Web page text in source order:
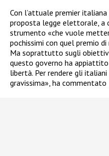
Con l’attuale premier
proposta legge elettorale, a
strumento «che vuole
pochissimi con quel premio
Ma soprattutto sugli
questo governo ha
libertà. Per rendere gli
gravissima», ha